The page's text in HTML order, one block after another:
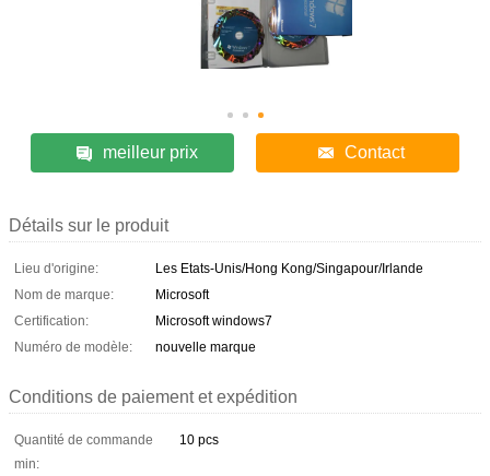
meilleur prix Contact
Détails sur le produit
Lieu d'origine:
Les Etats-Unis/Hong Kong/Singapour/Irlande
Nom de marque:
Microsoft
Certification:
Microsoft windows7
Numéro de modèle:
nouvelle marque
Conditions de paiement et expédition
Quantité de commande
min:
10 pcs